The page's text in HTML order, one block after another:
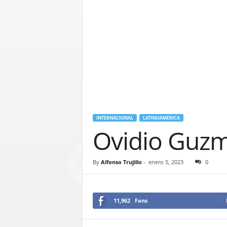
INTERNACIONAL LATINOAMERICA
Ovidio
By Alfonso Trujillo- enero 5, 2023 0
11,962 Fans